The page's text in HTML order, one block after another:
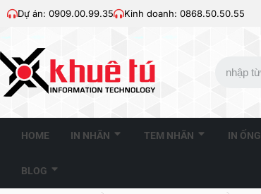
Dự án: 0909.00.99.35 Kinh doanh: 0868.50.50.55
HOME IN NHÃN TEM NHÃN IN ỐNG
BLOG